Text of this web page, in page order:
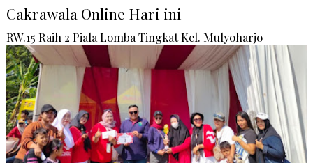
Cakrawala Online Hari ini
RW.15 Raih 2 Piala Lomba Tingkat Kel. Mulyoharjo